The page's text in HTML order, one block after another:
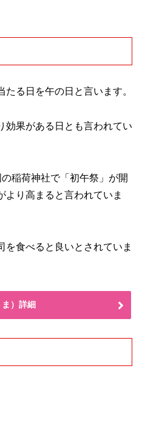
る日を午の日と言います。
効果がある日とも言われてい
稲荷神社で「初午祭」が開
より高まると言われていま
を食べると良いとされていま
）詳細